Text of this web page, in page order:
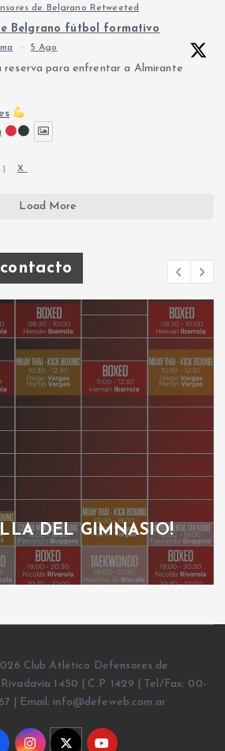
de Belgrano Retweeted
Belgrano fútbol formativo
· 5 Ago
reserva para enfrentar a Almirante
1 X
Load More
DEL GIMNASIO!
Club Atlético Defensores de
1450 | C.P. 1429 | Tel/Fax: 00-
| Email: info@defeweb.com.ar